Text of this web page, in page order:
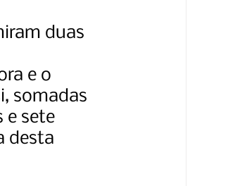
duas
e o
somadas
e sete
desta